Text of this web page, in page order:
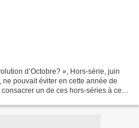
d’Octobre? », Hors-série, juin
ne pouvait éviter en cette année de
un de ces hors-séries à cet